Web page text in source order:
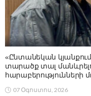
«Ընտանեկան կյանքում
տարածք տալ
հարաբերությունների
07 Օգոստոս, 2026